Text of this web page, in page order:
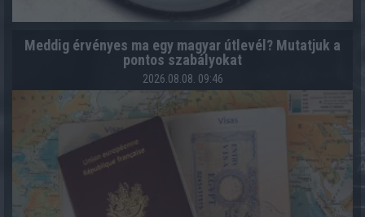
Meddig érvényes ma egy magyar útlevél? Mutatjuk a
pontos szabályokat
2026.08.08. 09:46